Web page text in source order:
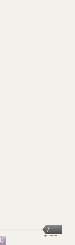
7
kg CO2/m².Jahr